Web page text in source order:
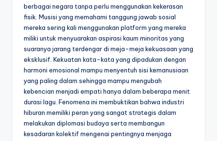
berbagai negara tanpa perlu menggunakan kekerasan
fisik. Musisi yang memahami tanggung jawab sosial
mereka sering kali menggunakan platform yang mereka
miliki untuk menyuarakan aspirasi kaum minoritas yang
suaranya jarang terdengar di meja-meja kekuasaan yang
eksklusif. Kekuatan kata-kata yang dipadukan dengan
harmoni emosional mampu menyentuh sisi kemanusiaan
yang paling dalam sehingga mampu mengubah
kebencian menjadi empati hanya dalam beberapa menit
durasi lagu. Fenomena ini membuktikan bahwa industri
hiburan memiliki peran yang sangat strategis dalam
melakukan diplomasi budaya serta membangun
kesadaran kolektif mengenai pentingnya menjaga